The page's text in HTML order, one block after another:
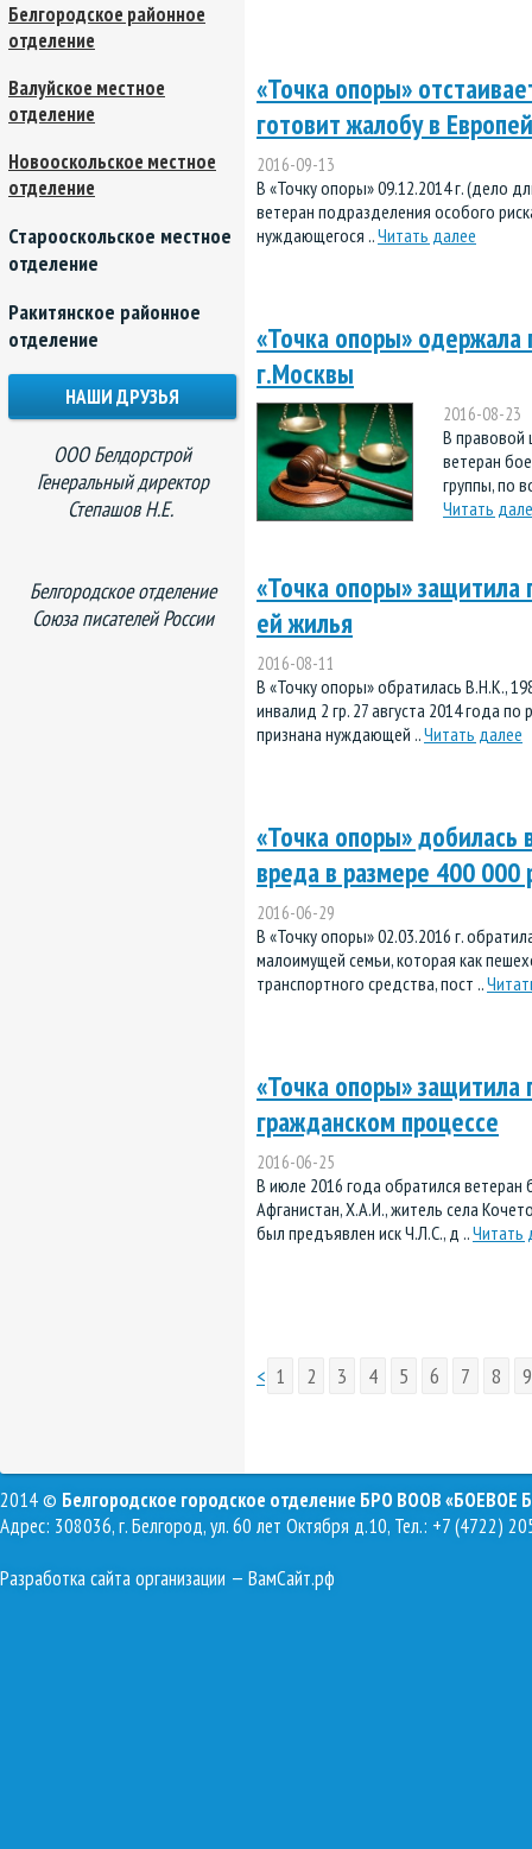
«Точка опоры»
готовит жалобу в
2016-09-13
В «Точку опоры» 09.12.2014 г. (дело
ветеран подразделения особого
нуждающегося ..Читать далее
«Точка опоры»
г.Москвы
2016-08-23
В правовой
ветеран
группы, по
Читать
«Точка опоры»
ей жилья
2016-08-11
В «Точку опоры» обратилась В.Н.К.,
инвалид 2 гр. 27 августа 2014 года
признана нуждающей ..Читать далее
«Точка опоры» добилась
вреда в размере 400 000
2016-06-29
В «Точку опоры» 02.03.2016 г.
малоимущей семьи, которая как
транспортного средства, пост ..
«Точка опоры» защитила
гражданском процессе
2016-06-25
В июле 2016 года обратился
Афганистан, Х.А.И., житель села
был предъявлен иск Ч.Л.С., д ..Читать
< 1 2 3 4 5 6 7 8 9
Белгородское районное
отделение
Валуйское местное
отделение
Новооскольское местное
отделение
Старооскольское местное
отделение
Ракитянское районное
отделение
НАШИ ДРУЗЬЯ
ООО Белдорстрой
Генеральный директор
Степашов Н.Е.
Белгородское отделение
Союза писателей России
2014 © Белгородское городское отделение БРО ВООВ «БОЕВОЕ
Адрес: 308036, г. Белгород, ул. 60 лет Октября д.10, Тел.: +7 (4722)
Разработка сайта организации — ВамСайт.рф